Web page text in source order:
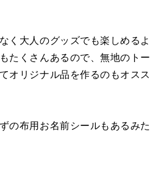
く大人のグッズでも楽しめるよ
たくさんあるので、無地のトー
オリジナル品を作るのもオスス
の布用お名前シールもあるみた